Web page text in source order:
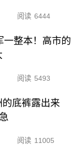
阅读 6444
一整本！高市的
阅读 5493
底裤露出来
阅读 11005